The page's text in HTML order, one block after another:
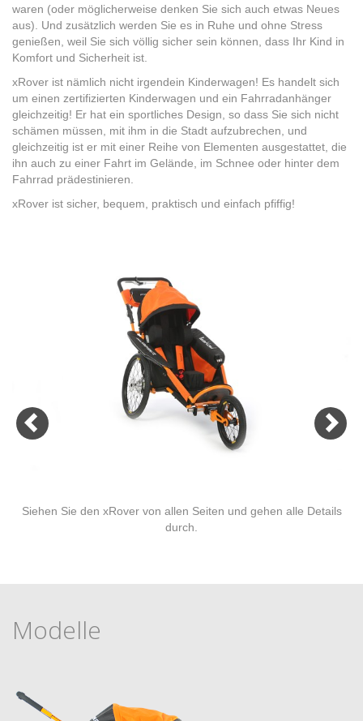
waren (oder möglicherweise denken Sie sich auch etwas Neues
aus). Und zusätzlich werden Sie es in Ruhe und ohne Stress
genießen, weil Sie sich völlig sicher sein können, dass Ihr Kind in
Komfort und Sicherheit ist.
xRover ist nämlich nicht irgendein Kinderwagen! Es handelt sich
um einen zertifizierten Kinderwagen und ein Fahrradanhänger
gleichzeitig! Er hat ein sportliches Design, so dass Sie sich nicht
schämen müssen, mit ihm in die Stadt aufzubrechen, und
gleichzeitig ist er mit einer Reihe von Elementen ausgestattet, die
ihn auch zu einer Fahrt im Gelände, im Schnee oder hinter dem
Fahrrad prädestinieren.
xRover ist sicher, bequem, praktisch und einfach pfiffig!
Siehen Sie den xRover von allen Seiten und gehen alle Details
durch.
Modelle